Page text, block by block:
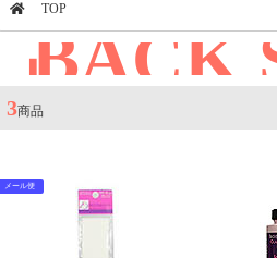
TOP
BACK
｜
3商品
メール便